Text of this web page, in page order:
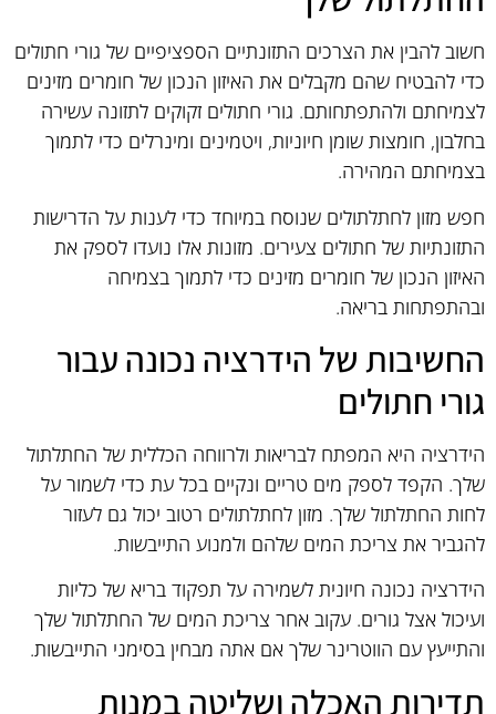
חשוב להבין את הצרכים התזונתיים הספציפיים של גורי חתולים
כדי להבטיח שהם מקבלים את האיזון הנכון של חומרים מזינים
לצמיחתם ולהתפתחותם. גורי חתולים זקוקים לתזונה עשירה
בחלבון, חומצות שומן חיוניות, ויטמינים ומינרלים כדי לתמוך
בצמיחתם המהירה.
חפש מזון לחתלתולים שנוסח במיוחד כדי לענות על הדרישות
התזונתיות של חתולים צעירים. מזונות אלו נועדו לספק את
האיזון הנכון של חומרים מזינים כדי לתמוך בצמיחה
ובהתפתחות בריאה.
החשיבות של הידרציה נכונה עבור
גורי חתולים
הידרציה היא המפתח לבריאות ולרווחה הכללית של החתלתול
שלך. הקפד לספק מים טריים ונקיים בכל עת כדי לשמור על
לחות החתלתול שלך. מזון לחתלתולים רטוב יכול גם לעזור
להגביר את צריכת המים שלהם ולמנוע התייבשות.
הידרציה נכונה חיונית לשמירה על תפקוד בריא של כליות
ועיכול אצל גורים. עקוב אחר צריכת המים של החתלתול שלך
והתייעץ עם הווטרינר שלך אם אתה מבחין בסימני התייבשות.
תדירות האכלה ושליטה במנות